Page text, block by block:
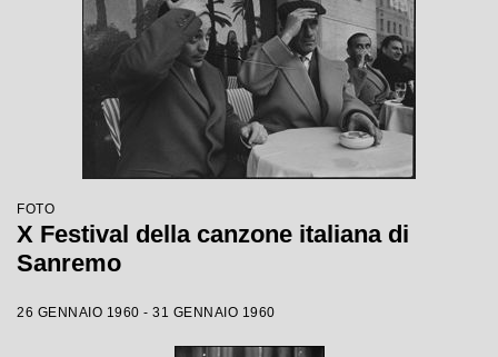
FOTO
X Festival della canzone italiana di
Sanremo
26 GENNAIO 1960 - 31 GENNAIO 1960